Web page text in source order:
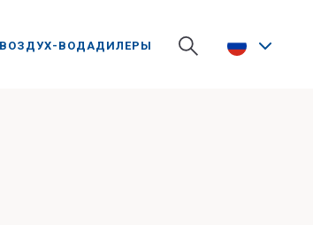
ВОДАДИЛЕРЫ